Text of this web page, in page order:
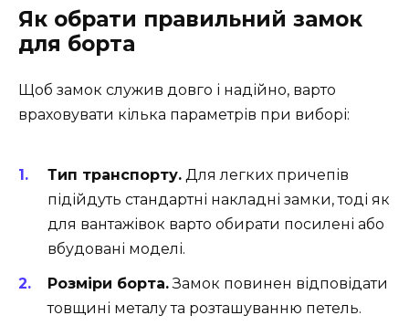
Як обрати правильний замок
для борта
Щоб замок служив довго і надійно, варто
враховувати кілька параметрів при виборі:
Тип транспорту. Для легких причепів
підійдуть стандартні накладні замки, тоді як
для вантажівок варто обирати посилені або
вбудовані моделі.
Розміри борта.Замок повинен відповідати
товщині металу та розташуванню петель.